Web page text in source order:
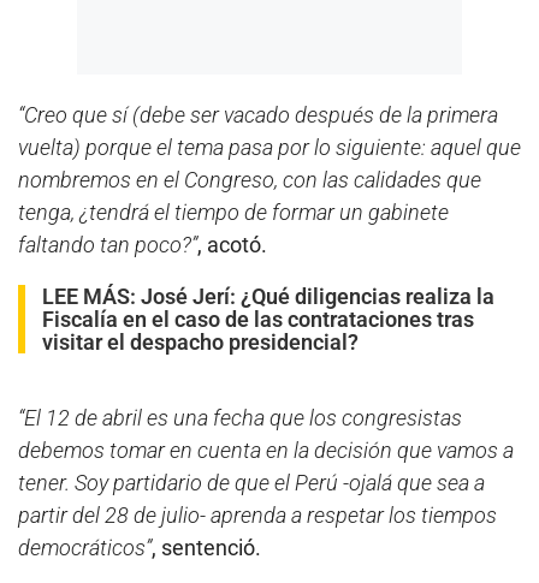
“Creo que sí (debe ser vacado después de la primera
vuelta) porque el tema pasa por lo siguiente: aquel que
nombremos en el Congreso, con las calidades que
tenga, ¿tendrá el tiempo de formar un gabinete
faltando tan poco?”, acotó.
LEE MÁS: José Jerí: ¿Qué diligencias realiza la
Fiscalía en el caso de las contrataciones tras
visitar el despacho presidencial?
“El 12 de abril es una fecha que los congresistas
debemos tomar en cuenta en la decisión que vamos a
tener. Soy partidario de que el Perú -ojalá que sea a
partir del 28 de julio- aprenda a respetar los tiempos
democráticos”, sentenció.